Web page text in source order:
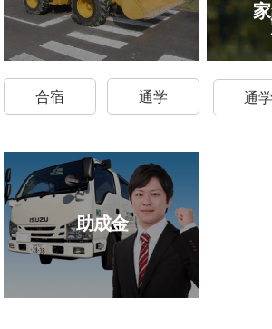
合宿 通学 通学
助成金